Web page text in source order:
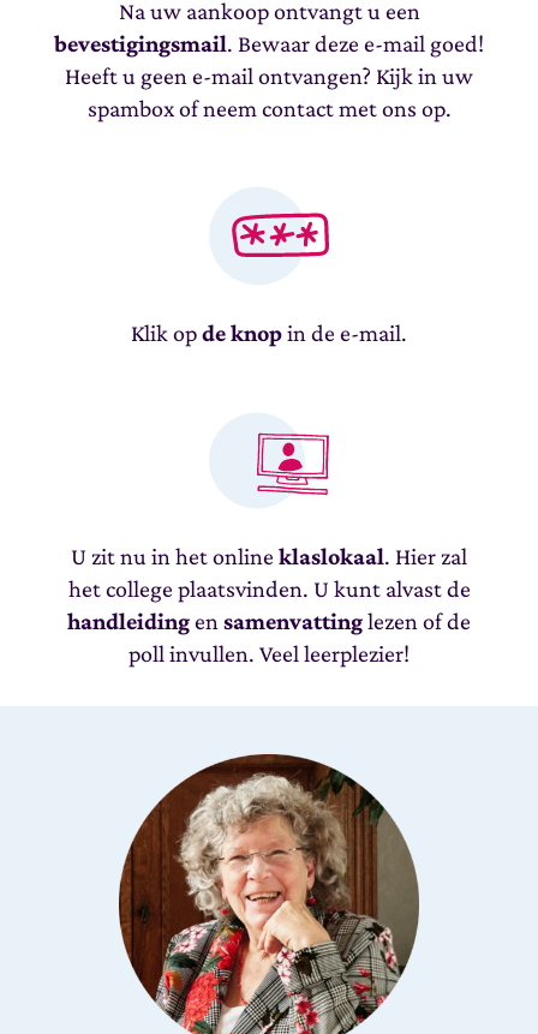
Na uw aankoop ontvangt u een
bevestigingsmail. Bewaar deze e-mail goed!
Heeft u geen e-mail ontvangen? Kijk in uw
spambox of neem contact met ons op.
Klik opde knopin de e-mail.
U zit nu in het online klaslokaal. Hier zal
het college plaatsvinden. U kunt alvast de
handleidingen samenvattinglezen of de
poll invullen. Veel leerplezier!